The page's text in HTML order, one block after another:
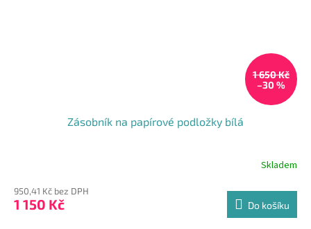
1 650 Kč
–30 %
Zásobník na papírové podložky bílá
Skladem
950,41 Kč bez DPH
1 150 Kč Do košíku